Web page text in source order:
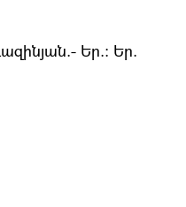
Եր.։ Եր.